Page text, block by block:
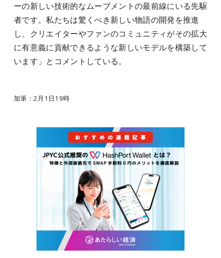
ーの新しい技術的なムーブメントの最前線にいる先駆
者です。私たちは驚くべき新しい物語の開発を推進
し、クリエイターやファンのコミュニティがその拡大
に有意義に貢献できるような新しいモデルを構築して
います」とコメントしている。
加筆：2月1日19時